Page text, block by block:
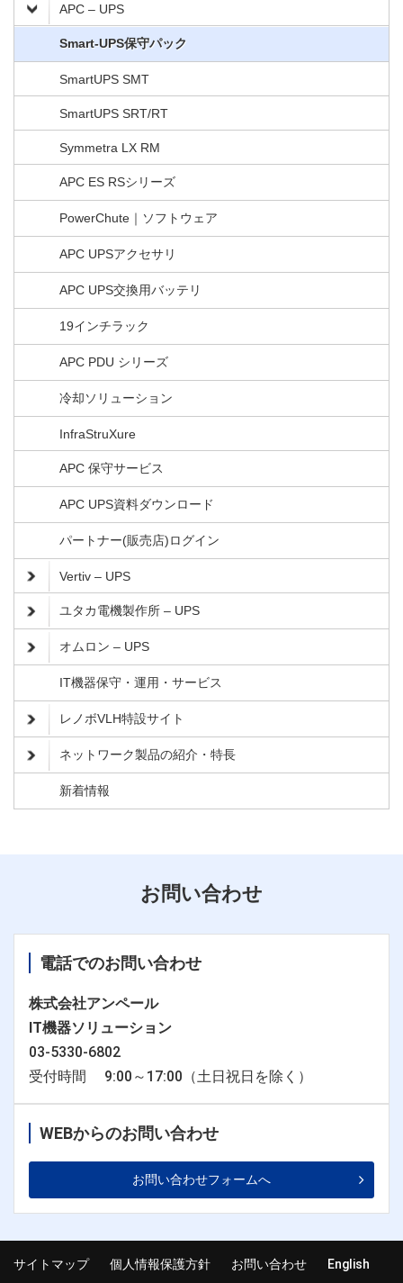
APC – UPS
Smart-UPS保守パック
SmartUPS SMT
SmartUPS SRT/RT
Symmetra LX RM
APC ES RSシリーズ
PowerChute｜ソフトウェア
APC UPSアクセサリ
APC UPS交換用バッテリ
19インチラック
APC PDU シリーズ
冷却ソリューション
InfraStruXure
APC 保守サービス
APC UPS資料ダウンロード
パートナー(販売店)ログイン
Vertiv – UPS
ユタカ電機製作所 – UPS
オムロン – UPS
IT機器保守・運用・サービス
レノボVLH特設サイト
ネットワーク製品の紹介・特長
新着情報
お問い合わせ
電話でのお問い合わせ
株式会社アンペール
IT機器ソリューション
03-5330-6802
受付時間 9:00～17:00（土日祝日を除く）
WEBからのお問い合わせ
お問い合わせフォームへ
サイトマップ 個人情報保護方針 お問い合わせ English